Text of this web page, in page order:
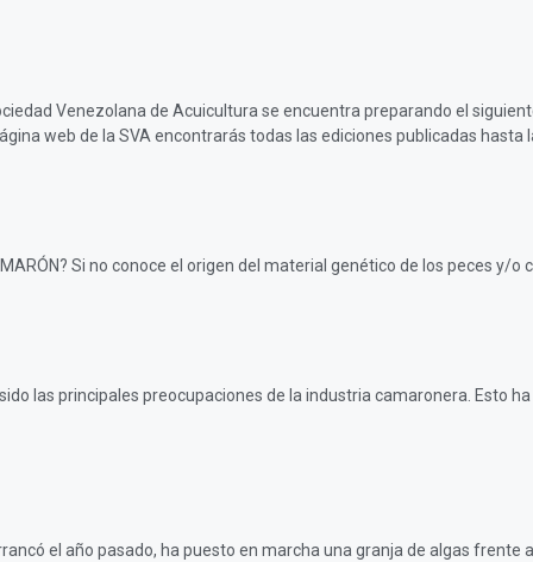
Venezolana de Acuicultura se encuentra preparando el
web de la SVA encontrarás todas las ediciones publicadas hasta
Si no conoce el origen del material genético de los peces
las principales preocupaciones de la industria camaronera. Esto
el año pasado, ha puesto en marcha una granja de algas frente